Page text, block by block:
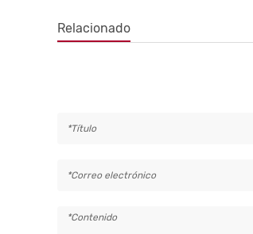
Relacionado